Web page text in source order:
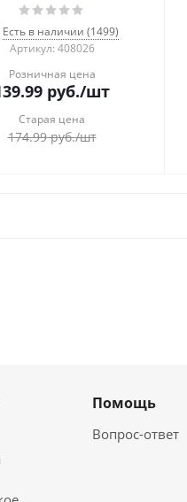
Есть в наличии (1499)
Артикул: 408026
Розничная цена
руб./шт
Старая цена
174.99руб./шт
Помощь
Вопрос-ответ